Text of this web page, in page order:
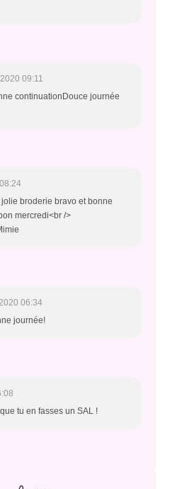
09:11
continuationDouce journée
broderie bravo et bonne
mercredi<br />
06:34
journée!
tu en fasses un SAL !